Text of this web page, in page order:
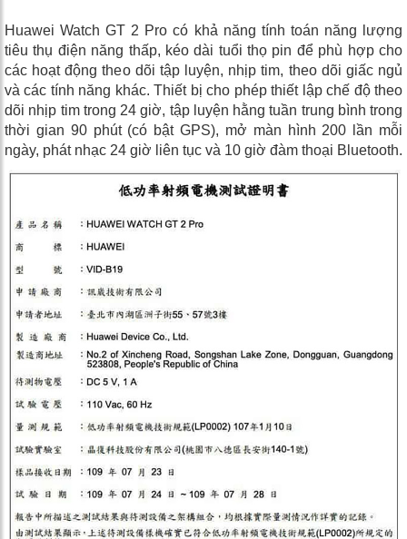
Huawei Watch GT 2 Pro có khả năng tính toán năng lượng
tiêu thụ điện năng thấp, kéo dài tuổi thọ pin để phù hợp cho
các hoạt động theo dõi tập luyện, nhịp tim, theo dõi giấc ngủ
và các tính năng khác. Thiết bị cho phép thiết lập chế độ theo
dõi nhịp tim trong 24 giờ, tập luyện hằng tuần trung bình trong
thời gian 90 phút (có bật GPS), mở màn hình 200 lần mỗi
ngày, phát nhạc 24 giờ liên tục và 10 giờ đàm thoại Bluetooth.